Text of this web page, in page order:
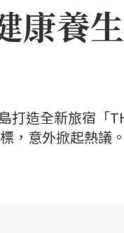
康養
打造全新旅宿「
，意外掀起熱議。